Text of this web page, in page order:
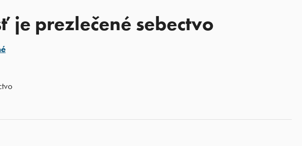
je prezlečené sebectvo